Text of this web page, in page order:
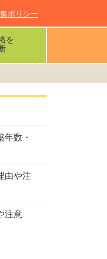
ポリシー
を
年数・
由や注
注意